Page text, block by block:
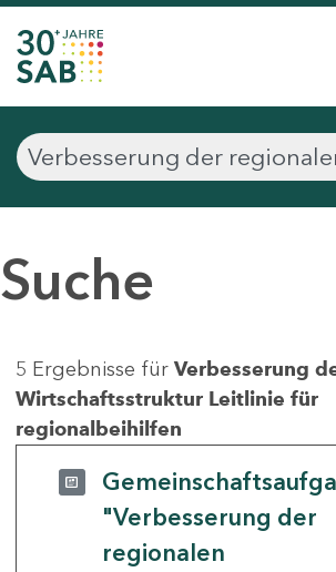
Suche
5 Ergebnisse für Verbesserung
Wirtschaftsstruktur Leitlinie für
regionalbeihilfen
"Verbesserung der
regionalen